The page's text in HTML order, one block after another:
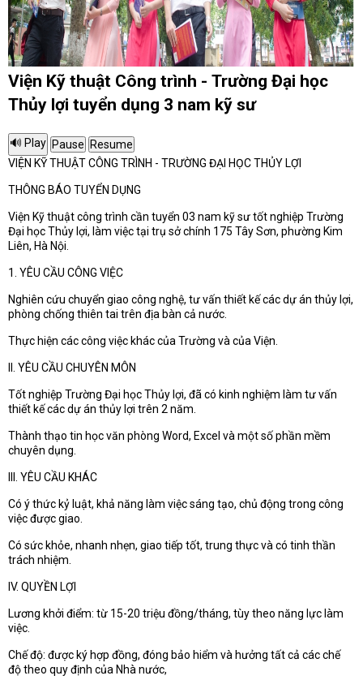
Viện Kỹ thuật Công trình - Trường Đại học
Thủy lợi tuyển dụng 3 nam kỹ sư
VIỆN KỸ THUẬT CÔNG TRÌNH - TRƯỜNG ĐẠI HỌC THỦY LỢI
THÔNG BÁO TUYỂN DỤNG
Viện Kỹ thuật công trình cần tuyển 03 nam kỹ sư tốt nghiệp Trường
Đại học Thủy lợi, làm việc tại trụ sở chính 175 Tây Sơn, phường Kim
Liên, Hà Nội.
1. YÊU CẦU CÔNG VIỆC
Nghiên cứu chuyển giao công nghệ, tư vấn thiết kế các dự án thủy lợi,
phòng chống thiên tai trên địa bàn cả nước.
Thực hiện các công việc khác của Trường và của Viện.
II. YÊU CẦU CHUYÊN MÔN
Tốt nghiệp Trường Đại học Thủy lợi, đã có kinh nghiệm làm tư vấn
thiết kế các dự án thủy lợi trên 2 năm.
Thành thạo tin học văn phòng Word, Excel và một số phần mềm
chuyên dụng.
III. YÊU CẦU KHÁC
Có ý thức kỷ luật, khả năng làm việc sáng tạo, chủ động trong công
việc được giao.
Có sức khỏe, nhanh nhẹn, giao tiếp tốt, trung thực và có tinh thần
trách nhiệm.
IV. QUYỀN LỢI
Lương khởi điểm: từ 15-20 triệu đồng/tháng, tùy theo năng lực làm
việc.
Chế độ: được ký hợp đồng, đóng bảo hiểm và hưởng tất cả các chế
độ theo quy định của Nhà nước,